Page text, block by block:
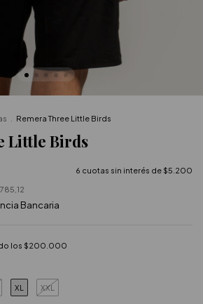
Remera Three Little Birds
Little Birds
6 cuotas sin interés de $5.200
Bancaria
los $200.000
XL XXL